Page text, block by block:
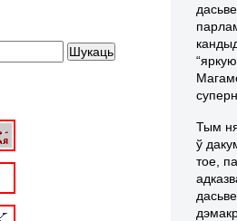
Тым ня
ў
тое,